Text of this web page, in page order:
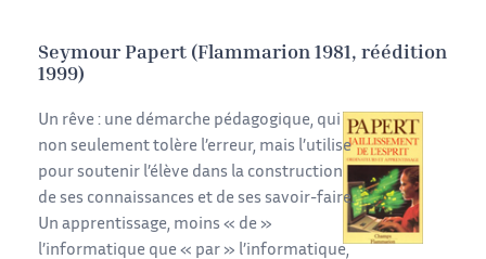
Seymour Papert (Flammarion 1981, réédition
1999)
Un rêve : une démarche pédagogique, qui
non seulement tolère l’erreur, mais l’utilise
pour soutenir l’élève dans la construction
de ses connaissances et de ses savoir-faire.
Un apprentissage, moins « de »
l’informatique que « par » l’informatique,